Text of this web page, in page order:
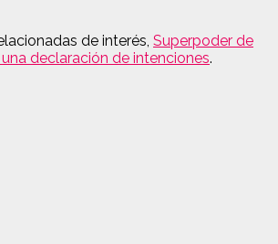
de interés, Superpoder de
declaración de intenciones.